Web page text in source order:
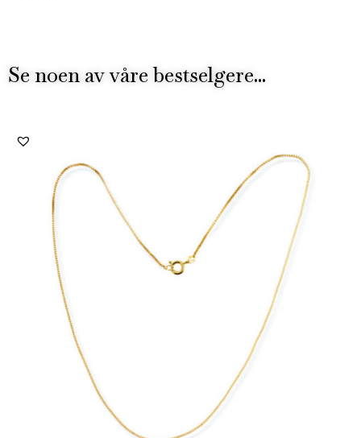
Se noen av våre bestselgere...